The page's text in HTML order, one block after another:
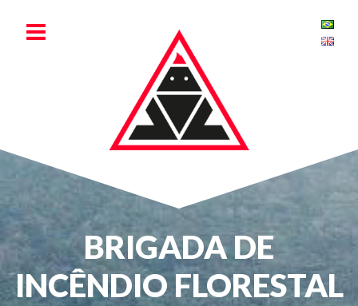
Menu
BRIGADA DE
INCÊNDIO FLORESTAL